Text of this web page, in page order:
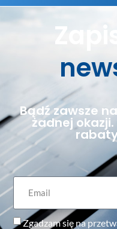
Bądź zawsze
żadnej
Zgadzam się na